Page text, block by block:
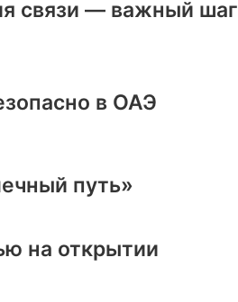
связи — важный шаг
в ОАЭ
путь»
на открытии